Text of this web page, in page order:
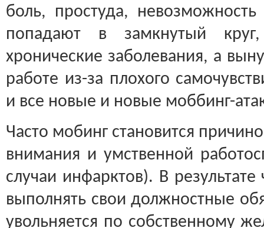
боль, простуда,
попадают в замкнутый
хронические заболевания, а
работе из-за плохого
и все новые и новые моббинг-
Часто мобинг становится
внимания и умственной
случаи инфарктов). В
выполнять свои должностные
увольняется по собственному